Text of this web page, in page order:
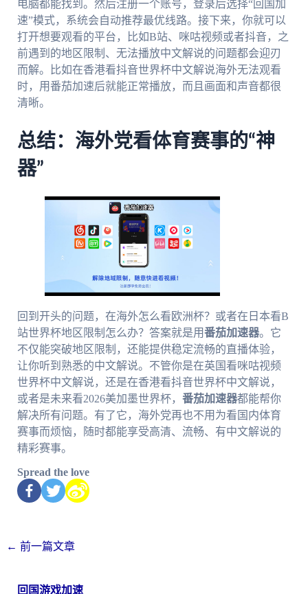
电脑都能找到。然后注册一个账号，登录后选择“回国加
速”模式，系统会自动推荐最优线路。接下来，你就可以
打开想要观看的平台，比如B站、咪咕视频或者抖音，之
前遇到的地区限制、无法播放中文解说的问题都会迎刃
而解。比如在香港看抖音世界杯中文解说海外无法观看
时，用番茄加速后就能正常播放，而且画面和声音都很
清晰。
总结：海外党看体育赛事的“神
器”
回到开头的问题，在海外怎么看欧洲杯？或者在日本看B
站世界杯地区限制怎么办？答案就是用番茄加速器。它
不仅能突破地区限制，还能提供稳定流畅的直播体验，
让你听到熟悉的中文解说。不管你是在英国看咪咕视频
世界杯中文解说，还是在香港看抖音世界杯中文解说，
或者是未来看2026美加墨世界杯， 番茄加速器都能帮你
解决所有问题。有了它，海外党再也不用为看国内体育
赛事而烦恼，随时都能享受高清、流畅、有中文解说的
精彩赛事。
Spread the love
← 前一篇文章
回国游戏加速